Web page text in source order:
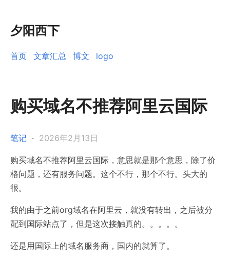
夕阳西下
首页 文章汇总 博文 logo
购买域名不推荐阿里云国际
笔记 · 2026年2月13日
购买域名不推荐阿里云国际，意思就是那个意思，除了价
格问题，还有服务问题。这个不行，那个不行。头大的
很。
我的由于之前org域名在阿里云，就没有转出，之后被分
配到国际站点了，但是这次接触真的。。。。。
还是用国际上的域名服务商，国内的就算了。